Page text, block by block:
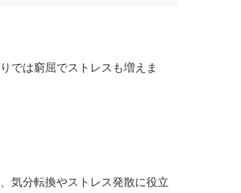
では窮屈でストレスも増えま
気分転換やストレス発散に役立